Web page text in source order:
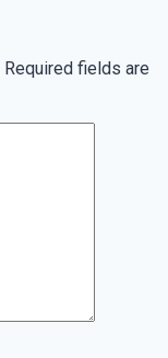
Required fields are